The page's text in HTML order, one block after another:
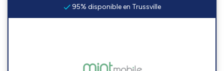
95% disponible en Trussville